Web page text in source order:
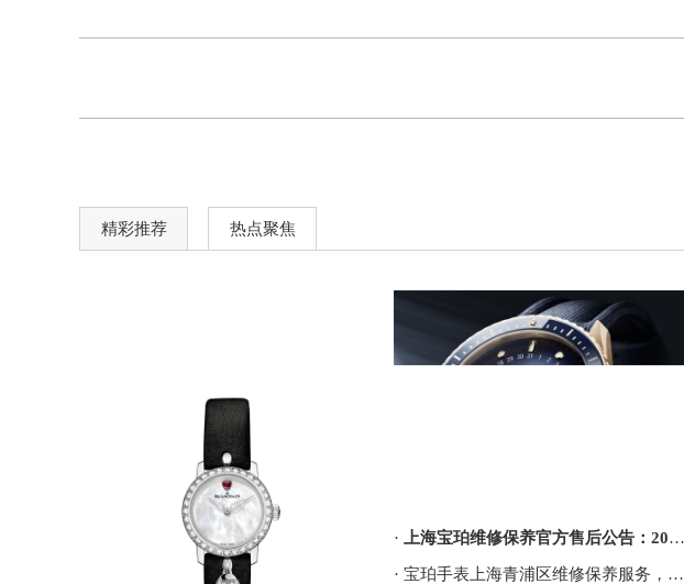
精彩推荐 热点聚焦
· 上海宝珀维修保养官方售后公告：2026年8月最新权威信息及网点地址一览
· 宝珀手表上海青浦区维修保养服务，2026年8月最新客户热线，老上海宁都懂的门道！